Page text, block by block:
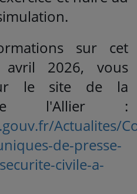
sur cet
2026, vous
le site de la
de l'Allier :
Actualites/
de-presse-
civile-a-